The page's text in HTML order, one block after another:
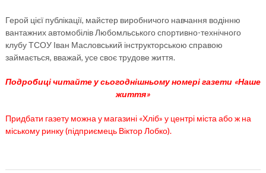
Герой цієї публікації, майстер виробничого навчання водінню
вантажних автомобілів Любомльського спортивно-технічного
клубу ТСОУ Іван Масловський інструкторською справою
займається, вважай, усе своє трудове життя.
Подробиці читайте у сьогоднішньому номері газети «Наше
життя»
Придбати газету можна у магазині «Хліб» у центрі міста або ж на
міському ринку (підприємець Віктор Лобко).